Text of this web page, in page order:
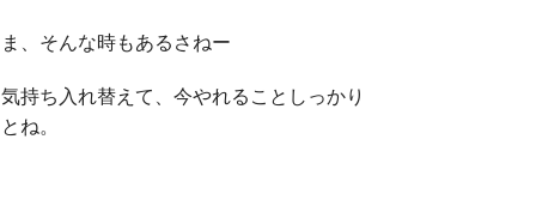
ま、そんな時もあるさねー
気持ち入れ替えて、今やれることしっかり
とね。